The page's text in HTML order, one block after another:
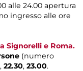
alle 24.00 apertura
ingresso alle ore
Signorelli e Roma.
(numero
, 22.30, 23.00.